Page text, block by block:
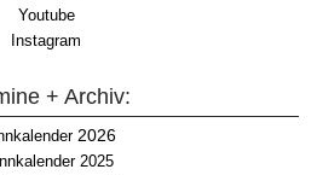
Youtube
Instagram
+ Archiv:
2026
2025